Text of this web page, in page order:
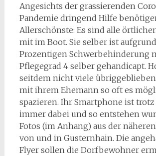
Angesichts der grassierenden
Pandemie dringend Hilfe
Allerschönste: Es sind alle
mit im Boot. Sie selber ist
Prozentigen Schwerbehinderung
Pflegegrad 4 selber gehandicapt.
seitdem nicht viele
mit ihrem Ehemann so oft es
spazieren. Ihr Smartphone ist
immer dabei und so entstehen
Fotos (im Anhang) aus der
von und in Gusternhain. Die
Flyer sollen die Dorfbewohner